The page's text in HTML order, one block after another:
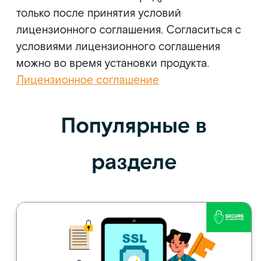
только после принятия условий
лицензионного соглашения. Согласиться с
условиями лицензионного соглашения
можно во время установки продукта.
Лицензионное соглашение
Популярные в
разделе